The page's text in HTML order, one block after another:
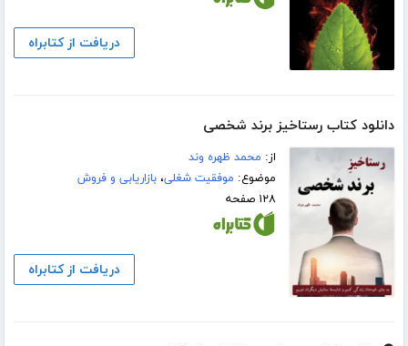
دریافت از کتابراه
دانلود کتاب رستاخیز برند شخصی
از: محمد ظهره وند
موضوع: موفقیت شغلی،بازاریابی و فروش
۱۲۸ صفحه
دریافت از کتابراه